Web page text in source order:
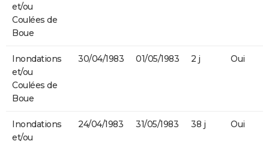
et/ou
Coulées de
Boue
Inondations
et/ou
Coulées de
Boue
30/04/1983 01/05/1983 2 j Oui
Inondations
et/ou
24/04/1983 31/05/1983 38 j Oui